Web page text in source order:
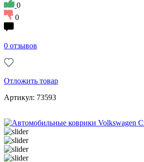
0
0
0 отзывов
Отложить товар
Артикул: 73593